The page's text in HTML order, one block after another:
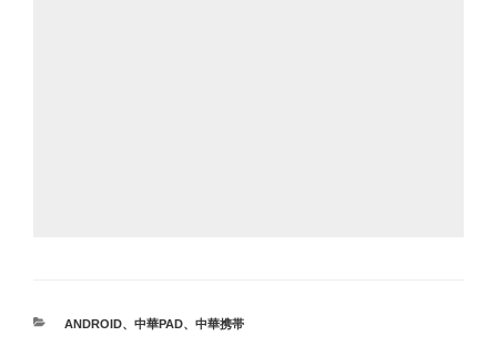
カ
ANDROID、 中華PAD、 中華携帯